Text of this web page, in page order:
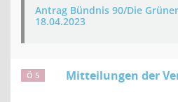
Antrag Bündnis 90/Die
18.04.2023
Ö 5 Mitteilungen der